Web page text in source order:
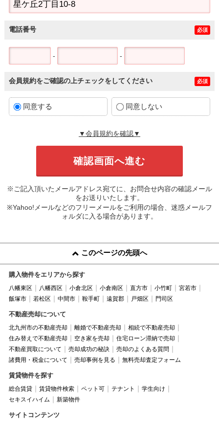
電話番号 必須
- -
会員規約をご確認の上チェックをしてください 必須
同意する 同意しない
▼会員規約を確認▼
※ご記入頂いたメールアドレス宛てに、お問合せ内容の確認メール
をお送りいたします。
※Yahoo!メールなどのフリーメールをご利用の場合、迷惑メールフ
ォルダに入る場合があります。
このページの先頭へ
購入物件をエリアから探す
八幡東区 八幡西区 小倉北区 小倉南区 直方市 小竹町
宮若市
飯塚市
若松区 中間市 鞍手町 遠賀郡 戸畑区 門司区
不動産売却について
北九州市の不動産売却 離婚で不動産売却
相続で不動産売却
住み替えで不動産売却
空き家を売却
住宅ローン滞納で売却
不動産買取について
売却成功の秘訣
売却のよくある質問
諸費用・税金について
売却事例を見る 無料売却査定フォーム
賃貸物件を探す
総合賃貸 賃貸物件検索 ペット可 テナント
学生向け
セキスイハイム
新築物件
サイトコンテンツ